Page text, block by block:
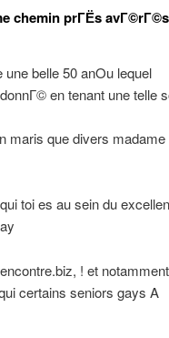
chemin prГЁs avГ©rГ©s
belle 50 anOu lequel
en tenant une telle
maris que divers madame
toi es au sein du
! et
certains seniors gays A